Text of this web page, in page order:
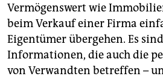
Vermögenswert wie
beim Verkauf einer Firma
Eigentümer übergehen. Es
Informationen, die auch die
von Verwandten betreffen –